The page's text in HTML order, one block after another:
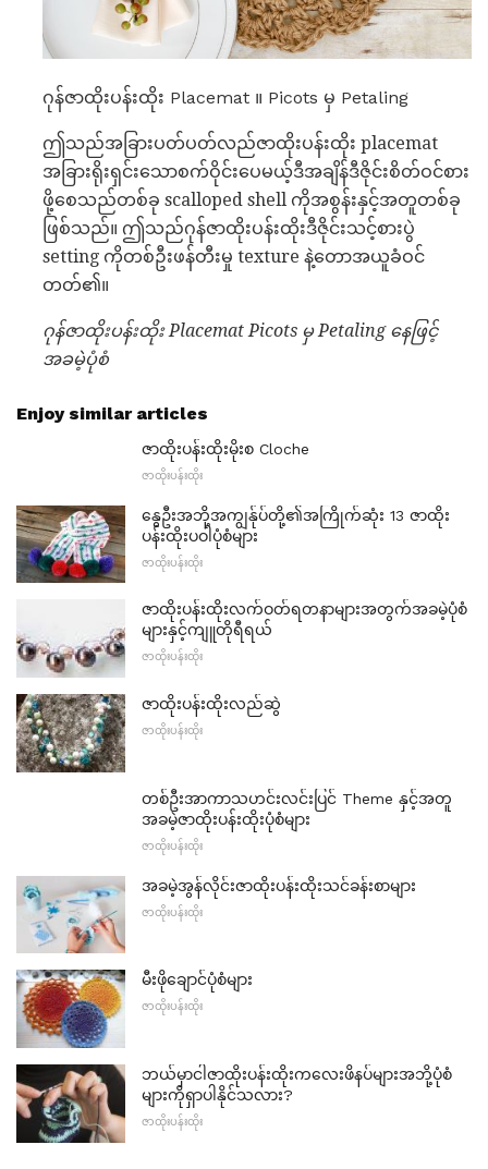
ဂုန်ဇာထိုးပန်းထိုး Placemat ။ Picots မှ Petaling
ဤသည်အခြားပတ်ပတ်လည်ဇာထိုးပန်းထိုး placemat
အခြားရိုးရှင်းသောစက်ဝိုင်းပေမယ့်ဒီအချိန်ဒီဇိုင်းစိတ်ဝင်စား
ဖို့စေသည်တစ်ခု scalloped shell ကိုအစွန်းနှင့်အတူတစ်ခု
ဖြစ်သည်။ ဤသည်ဂုန်ဇာထိုးပန်းထိုးဒီဇိုင်းသင့်စားပွဲ
setting ကိုတစ်ဦးဖန်တီးမှု texture နဲ့တောအယူခံဝင်
တတ်၏။
ဂုန်ဇာထိုးပန်းထိုး Placemat Picots မှ Petaling နေဖြင့်
အခမဲ့ပုံစံ
Enjoy similar articles
ဇာထိုးပန်းထိုးမိုးစ Cloche
ဇာထိုးပန်းထိုး
နွေဦးအဘို့အကျွန်ုပ်တို့၏အကြိုက်ဆုံး 13 ဇာထိုး
ပန်းထိုးပဝါပုံစံများ
ဇာထိုးပန်းထိုး
ဇာထိုးပန်းထိုးလက်ဝတ်ရတနာများအတွက်အခမဲ့ပုံစံ
များနှင့်ကျူတိုရီရယ်
ဇာထိုးပန်းထိုး
ဇာထိုးပန်းထိုးလည်ဆွဲ
ဇာထိုးပန်းထိုး
တစ်ဦးအာကာသဟင်းလင်းပြင် Theme နှင့်အတူ
အခမဲ့ဇာထိုးပန်းထိုးပုံစံများ
ဇာထိုးပန်းထိုး
အခမဲ့အွန်လိုင်းဇာထိုးပန်းထိုးသင်ခန်းစာများ
ဇာထိုးပန်းထိုး
မီးဖိုချောင်ပုံစံများ
ဇာထိုးပန်းထိုး
ဘယ်မှာငါဇာထိုးပန်းထိုးကလေးဖိနပ်များအဘို့ပုံစံ
များကိုရှာပါနိုင်သလား?
ဇာထိုးပန်းထိုး